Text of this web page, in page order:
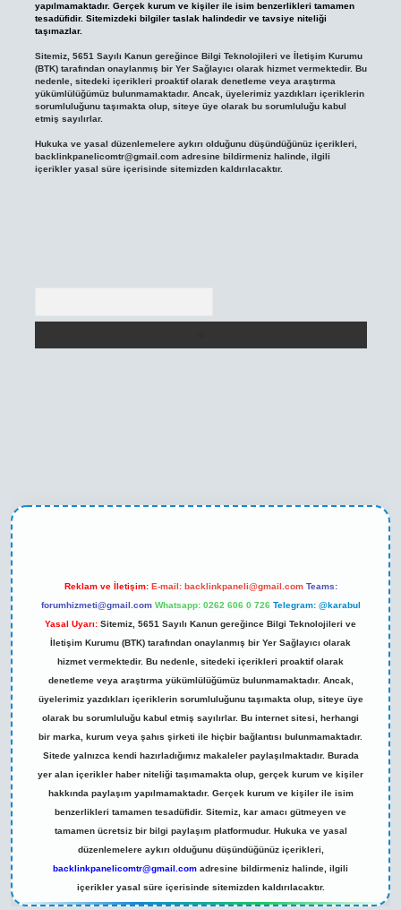
yapılmamaktadır. Gerçek kurum ve kişiler ile isim benzerlikleri tamamen
tesadüfidir. Sitemizdeki bilgiler taslak halindedir ve tavsiye niteliği
taşımazlar.
Sitemiz, 5651 Sayılı Kanun gereğince Bilgi Teknolojileri ve İletişim Kurumu
(BTK) tarafından onaylanmış bir Yer Sağlayıcı olarak hizmet vermektedir. Bu
nedenle, sitedeki içerikleri proaktif olarak denetleme veya araştırma
yükümlülüğümüz bulunmamaktadır. Ancak, üyelerimiz yazdıkları içeriklerin
sorumluluğunu taşımakta olup, siteye üye olarak bu sorumluluğu kabul
etmiş sayılırlar.
Hukuka ve yasal düzenlemelere aykırı olduğunu düşündüğünüz içerikleri,
backlinkpanelicomtr@gmail.comadresine bildirmeniz halinde, ilgili
içerikler yasal süre içerisinde sitemizden kaldırılacaktır.
Reklam ve İletişim: E-mail: backlinkpaneli@gmail.com Teams:
forumhizmeti@gmail.com Whatsapp: 0262 606 0 726 Telegram: @karabul
Yasal Uyarı: Sitemiz, 5651 Sayılı Kanun gereğince Bilgi Teknolojileri ve
İletişim Kurumu (BTK) tarafından onaylanmış bir Yer Sağlayıcı olarak
hizmet vermektedir. Bu nedenle, sitedeki içerikleri proaktif olarak
denetleme veya araştırma yükümlülüğümüz bulunmamaktadır. Ancak,
üyelerimiz yazdıkları içeriklerin sorumluluğunu taşımakta olup, siteye üye
olarak bu sorumluluğu kabul etmiş sayılırlar. Bu internet sitesi, herhangi
bir marka, kurum veya şahıs şirketi ile hiçbir bağlantısı bulunmamaktadır.
Sitede yalnızca kendi hazırladığımız makaleler paylaşılmaktadır. Burada
yer alan içerikler haber niteliği taşımamakta olup, gerçek kurum ve kişiler
hakkında paylaşım yapılmamaktadır. Gerçek kurum ve kişiler ile isim
benzerlikleri tamamen tesadüfidir. Sitemiz, kar amacı gütmeyen ve
tamamen ücretsiz bir bilgi paylaşım platformudur. Hukuka ve yasal
düzenlemelere aykırı olduğunu düşündüğünüz içerikleri,
backlinkpanelicomtr@gmail.com adresine bildirmeniz halinde, ilgili
içerikler yasal süre içerisinde sitemizden kaldırılacaktır.